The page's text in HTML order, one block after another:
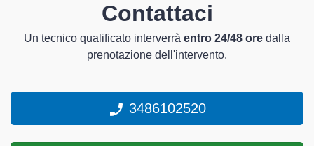
Contattaci
Un tecnico qualificato interverrà entro 24/48 ore dalla
prenotazione dell'intervento.
3486102520